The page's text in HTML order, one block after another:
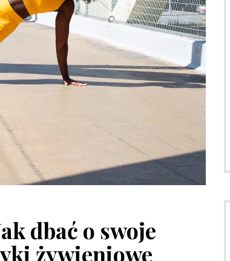
dbać o swoje
żywieniowe